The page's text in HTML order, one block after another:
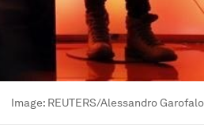
Image: REUTERS/Alessandro Garofalo